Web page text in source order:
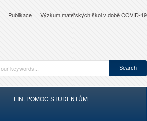
Publikace Výzkum mateřských škol v době COVID-19
FIN. POMOC STUDENTŮM